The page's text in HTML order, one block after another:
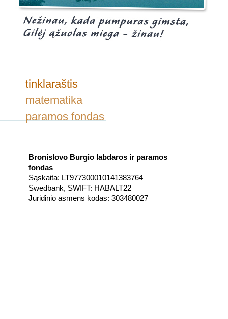
tinklaraštis
matematika
paramos fondas
Bronislovo Burgio labdaros ir paramos
fondas
Sąskaita: LT977300010141383764
Swedbank, SWIFT: HABALT22
Juridinio asmens kodas: 303480027